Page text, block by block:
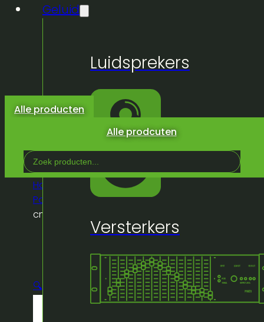
Alle prodcuten
producten
winkelwagen.
Geluid
Luidsprekers
Versterkers
Alle producten
Search
...
Home
Winkel
Truss &
Podium
Podium/Proflex/Proflex Fixed leg 80
cm
🔍